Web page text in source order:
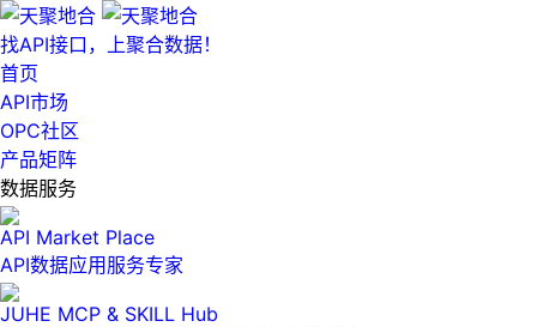
找API接口，上聚合数据！
首页
API市场
OPC社区
产品矩阵
数据服务
API Market Place
API数据应用服务专家
JUHE MCP & SKILL Hub